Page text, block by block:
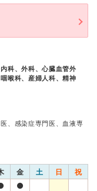
科、外科、心臓血管外
喉科、産婦人科、精神
、感染症専門医、血液専
金 土 日 祝